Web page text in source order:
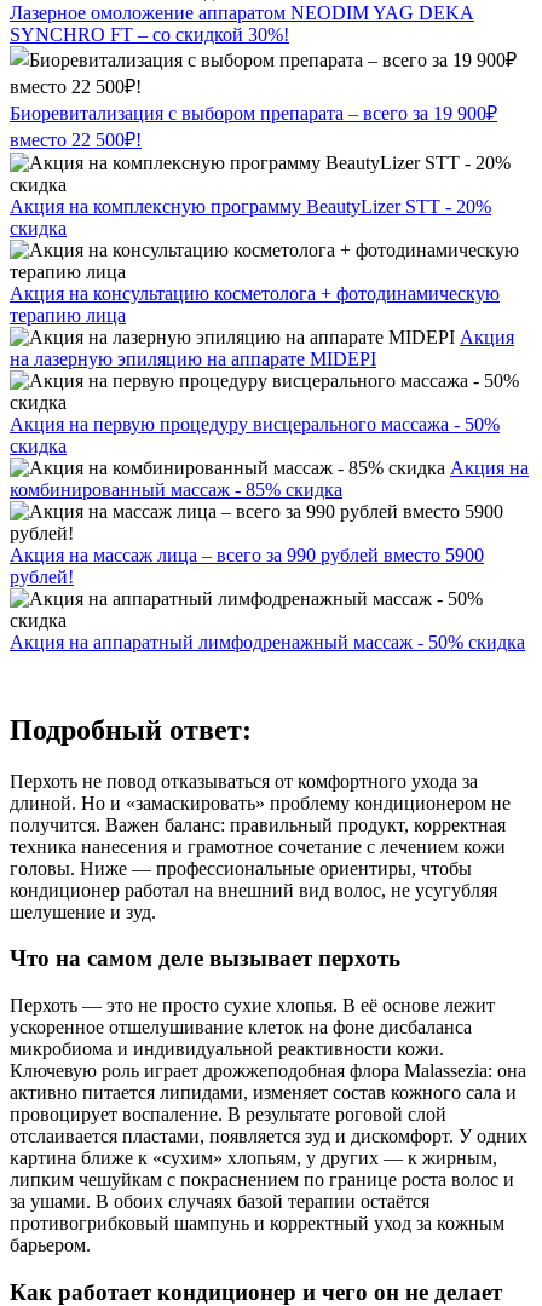
Лазерное омоложение аппаратом NEODIM YAG DEKA
SYNCHRO FT – со скидкой 30%!
Биоревитализация с выбором препарата – всего за 19 900₽
вместо 22 500₽!
Акция на комплексную программу BeautyLizer STT - 20%
скидка
Акция на консультацию косметолога + фотодинамическую
терапию лица
Акция
на лазерную эпиляцию на аппарате MIDEPI
Акция на первую процедуру висцерального массажа - 50%
скидка
Акция на
комбинированный массаж - 85% скидка
Акция на массаж лица – всего за 990 рублей вместо 5900
рублей!
Акция на аппаратный лимфодренажный массаж - 50% скидка
Подробный ответ:
Перхоть не повод отказываться от комфортного ухода за
длиной. Но и «замаскировать» проблему кондиционером не
получится. Важен баланс: правильный продукт, корректная
техника нанесения и грамотное сочетание с лечением кожи
головы. Ниже — профессиональные ориентиры, чтобы
кондиционер работал на внешний вид волос, не усугубляя
шелушение и зуд.
Что на самом деле вызывает перхоть
Перхоть — это не просто сухие хлопья. В её основе лежит
ускоренное отшелушивание клеток на фоне дисбаланса
микробиома и индивидуальной реактивности кожи.
Ключевую роль играет дрожжеподобная флора Malassezia: она
активно питается липидами, изменяет состав кожного сала и
провоцирует воспаление. В результате роговой слой
отслаивается пластами, появляется зуд и дискомфорт. У одних
картина ближе к «сухим» хлопьям, у других — к жирным,
липким чешуйкам с покраснением по границе роста волос и
за ушами. В обоих случаях базой терапии остаётся
противогрибковый шампунь и корректный уход за кожным
барьером.
Как работает кондиционер и чего он не делает